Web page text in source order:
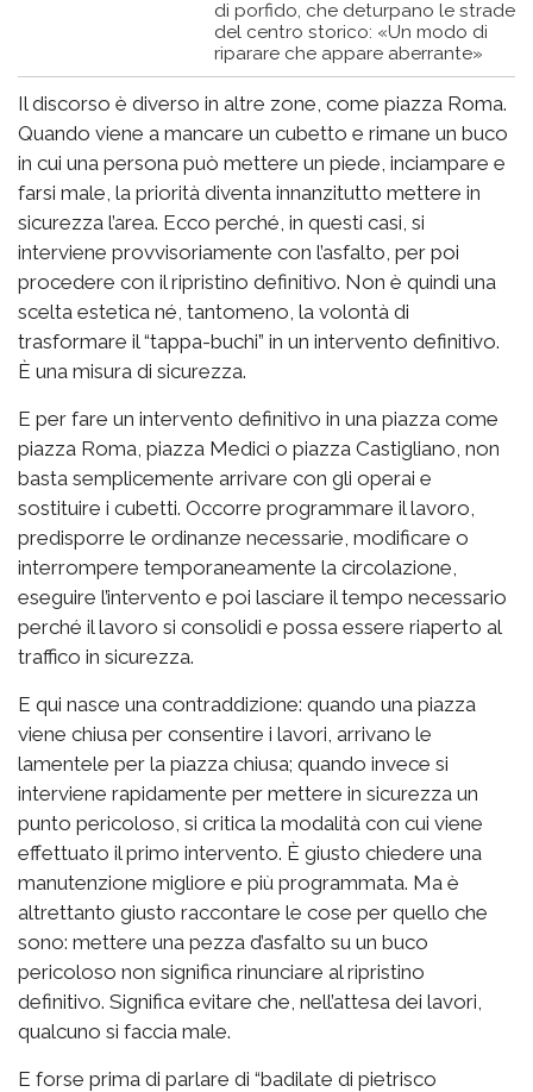
di porfido, che deturpano le strade
del centro storico: «Un modo di
riparare che appare aberrante»
Il discorso è diverso in altre zone, come piazza Roma.
Quando viene a mancare un cubetto e rimane un buco
in cui una persona può mettere un piede, inciampare e
farsi male, la priorità diventa innanzitutto mettere in
sicurezza l’area. Ecco perché, in questi casi, si
interviene provvisoriamente con l’asfalto, per poi
procedere con il ripristino definitivo. Non è quindi una
scelta estetica né, tantomeno, la volontà di
trasformare il “tappa-buchi” in un intervento definitivo.
È una misura di sicurezza.
E per fare un intervento definitivo in una piazza come
piazza Roma, piazza Medici o piazza Castigliano, non
basta semplicemente arrivare con gli operai e
sostituire i cubetti. Occorre programmare il lavoro,
predisporre le ordinanze necessarie, modificare o
interrompere temporaneamente la circolazione,
eseguire l’intervento e poi lasciare il tempo necessario
perché il lavoro si consolidi e possa essere riaperto al
traffico in sicurezza.
E qui nasce una contraddizione: quando una piazza
viene chiusa per consentire i lavori, arrivano le
lamentele per la piazza chiusa; quando invece si
interviene rapidamente per mettere in sicurezza un
punto pericoloso, si critica la modalità con cui viene
effettuato il primo intervento. È giusto chiedere una
manutenzione migliore e più programmata. Ma è
altrettanto giusto raccontare le cose per quello che
sono: mettere una pezza d’asfalto su un buco
pericoloso non significa rinunciare al ripristino
definitivo. Significa evitare che, nell’attesa dei lavori,
qualcuno si faccia male.
E forse prima di parlare di “badilate di pietrisco